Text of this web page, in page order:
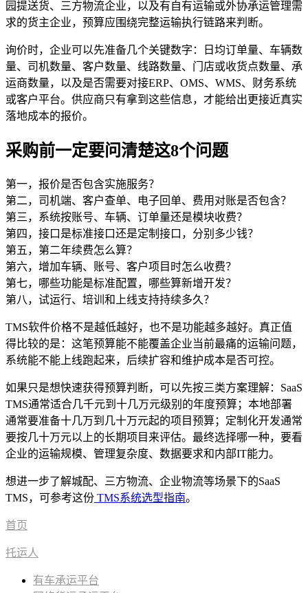
园提送货、三方物流企业，以及有自有运输或外协承运管理需
求的货主企业，预算应围绕完整运输执行链路来判断。
询价时，企业可以先准备几个关键数字：日均订单量、车辆数
量、司机数量、客户数量、线路数量、门店或收货点数量、承
运商数量，以及是否需要对接ERP、OMS、WMS、财务系统
或客户平台。供应商只有拿到这些信息，才能给出更接近真实
落地成本的报价。
采购前一定要问清楚这8个问题
第一，报价是否包含实施服务？
第二，司机端、客户查单、电子回单、费用对账是否包含？
第三，系统按账号、车辆、订单量还是模块收费？
第四，接口是标准接口还是定制接口，分别多少钱？
第五，第二年续费怎么算？
第六，增加车辆、账号、客户项目时怎么收费？
第七，哪些功能是标准配置，哪些算新增开发？
第八，试运行、培训和上线支持持续多久？
TMS软件价格不是越低越好，也不是功能越多越好。真正值
得比较的是：这笔预算能不能覆盖企业当前最痛的运输问题，
系统能不能上线跑起来，后续扩容和维护成本是否可控。
如果只是想快速获得预算判断，可以先按三类方案理解：SaaS
TMS通常适合几千元到十几万元级别的年度预算；本地部署
通常要准备十几万到几十万元起的项目预算；定制化开发通常
要按几十万元以上的长期项目来评估。最终选择哪一种，要看
企业的运输规模、管理复杂度、数据要求和内部IT能力。
想进一步了解城配、三方物流、企业物流等场景下的SaaS
TMS，可参考这份 TMS系统选型指南。
首页
托运人
有车承运平台